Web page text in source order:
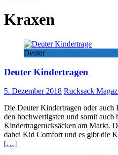
Kraxen
Deuter
Deuter Kindertragen
5. Dezember 2018 Rucksack
Die Deuter Kindertragen oder auch
den hochwertigsten und somit auch
Kindertragerucksäcken am Markt.
dabei Kid Comfort und es gibt die
[…]